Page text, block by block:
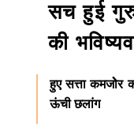
सच हुई
की
हुए सत्ता कमजोेर
ऊंची छलांग